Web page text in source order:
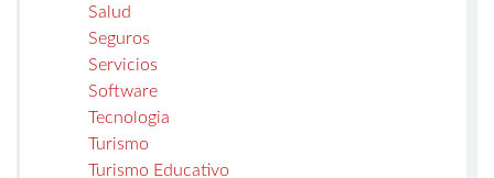
Salud
Seguros
Servicios
Software
Tecnologia
Turismo
Turismo Educativo